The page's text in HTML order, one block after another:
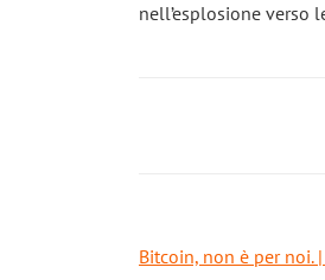
nell’esplosione verso
Bitcoin, non è per